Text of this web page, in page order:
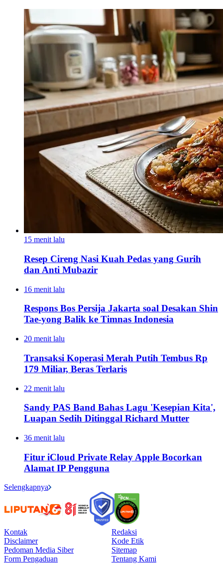
15 menit lalu
Resep Cireng Nasi Kuah Pedas yang Gurih
dan Anti Mubazir
16 menit lalu
Respons Bos Persija Jakarta soal Desakan Shin
Tae-yong Balik ke Timnas Indonesia
20 menit lalu
Transaksi Koperasi Merah Putih Tembus Rp
179 Miliar, Beras Terlaris
22 menit lalu
Sandy PAS Band Bahas Lagu 'Kesepian Kita',
Luapan Sedih Ditinggal Richard Mutter
36 menit lalu
Fitur iCloud Private Relay Apple Bocorkan
Alamat IP Pengguna
Selengkapnya
Kontak
Redaksi
Disclaimer
Kode Etik
Pedoman Media Siber
Sitemap
Form Pengaduan
Tentang Kami